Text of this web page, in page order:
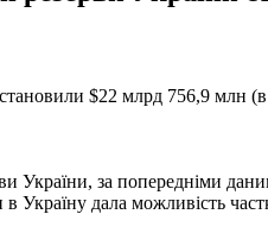
$22 млрд 756,9 млн
України, за попередніми
дала можливість